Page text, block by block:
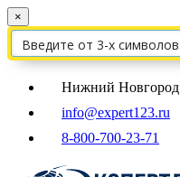
×
Нижний Новгород
info@expert123.ru
8-800-700-23-71